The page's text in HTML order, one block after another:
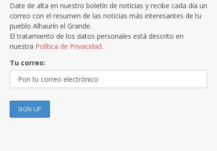
Date de alta en nuestro boletín de noticias y recibe cada día un
correo con el resumen de las noticias más interesantes de tu
pueblo Alhaurín el Grande.
El tratamiento de los datos personales está descrito en
nuestra Política de Privacidad.
Tu correo: